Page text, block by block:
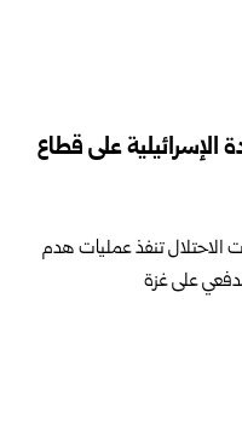
الإسرائيلية على قطاع